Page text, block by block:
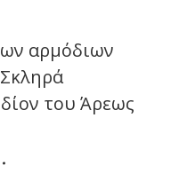
αρμόδιων
του Άρεως